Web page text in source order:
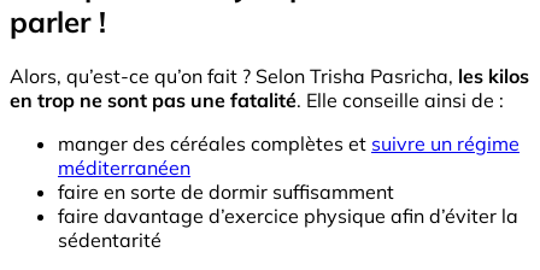
parler !
Alors, qu’est-ce qu’on fait ? Selon Trisha Pasricha, les kilos
en trop ne sont pas une fatalité. Elle conseille ainsi de :
manger des céréales complètes et suivre un régime
méditerranéen
faire en sorte de dormir suffisamment
faire davantage d’exercice physique afin d’éviter la
sédentarité